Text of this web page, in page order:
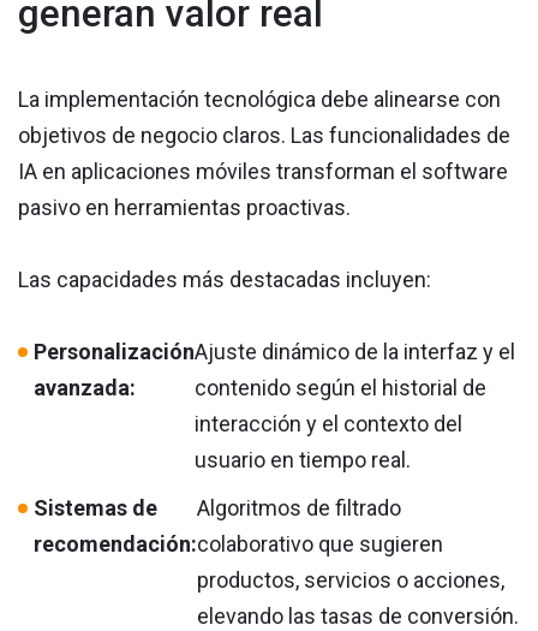
generan valor real
La implementación tecnológica debe alinearse con
objetivos de negocio claros. Las funcionalidades de
IA en aplicaciones móviles transforman el software
pasivo en herramientas proactivas.
Las capacidades más destacadas incluyen:
Personalización
avanzada:
Ajuste dinámico de la interfaz y el
contenido según el historial de
interacción y el contexto del
usuario en tiempo real.
Sistemas de
recomendación:
Algoritmos de filtrado
colaborativo que sugieren
productos, servicios o acciones,
elevando las tasas de conversión.